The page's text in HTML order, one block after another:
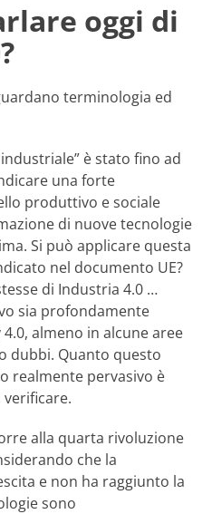
oggi di
terminologia ed
è stato fino ad
una forte
produttivo e sociale
di nuove tecnologie
Si può applicare questa
nel documento UE?
di Industria 4.0 …
sia profondamente
almeno in alcune aree
dubbi. Quanto questo
realmente pervasivo è
alla quarta rivoluzione
che la
e non ha raggiunto la
sono